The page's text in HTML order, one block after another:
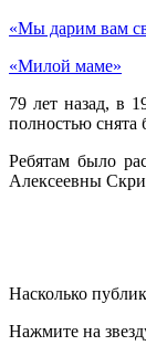
«Мы дарим вам
«Милой маме»
79 лет назад, в
полностью снята
Ребятам было
Алексеевны
Насколько
Нажмите на